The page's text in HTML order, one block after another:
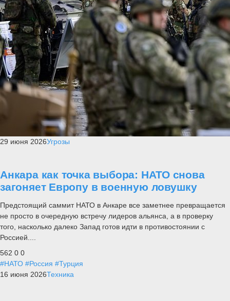
29 июня 2026Угрозы
Анкара как точка выбора: НАТО снова
загоняет Европу в военную ловушку
Предстоящий саммит НАТО в Анкаре все заметнее превращается
не просто в очередную встречу лидеров альянса, а в проверку
того, насколько далеко Запад готов идти в противостоянии с
Россией....
562 0 0
#НАТО #Россия #Турция
16 июня 2026Техника